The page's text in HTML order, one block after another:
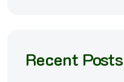
Recent Posts